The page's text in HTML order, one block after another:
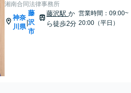
湘南合同法律事務所
神奈
川県
|
藤
沢
市
藤沢駅か
ら徒歩2分
営業時間：09:00~
20:00（平日）